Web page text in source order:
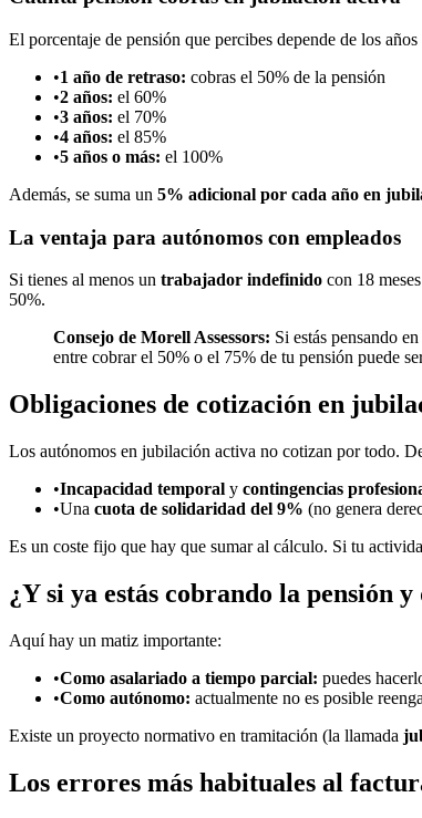
El porcentaje de pensión que percibes depende de los
•1 año de retraso: cobras el 50% de la pensión
•2 años: el 60%
•3 años: el 70%
•4 años: el 85%
•5 años o más: el 100%
Además, se suma un 5% adicional por cada año en
La ventaja para autónomos con empleados
Si tienes al menos un trabajador indefinido con 18
50%.
Consejo de Morell Assessors: Si estás pensando
entre cobrar el 50% o el 75% de tu pensión puede
Obligaciones de cotización en
Los autónomos en jubilación activa no cotizan por todo.
•Incapacidad temporal y contingencias
•Una cuota de solidaridad del 9% (no genera
Es un coste fijo que hay que sumar al cálculo. Si tu
¿Y si ya estás cobrando la pensión
Aquí hay un matiz importante:
•Como asalariado a tiempo parcial: puedes
•Como autónomo: actualmente no es posible
Existe un proyecto normativo en tramitación (la llamada
Los errores más habituales al